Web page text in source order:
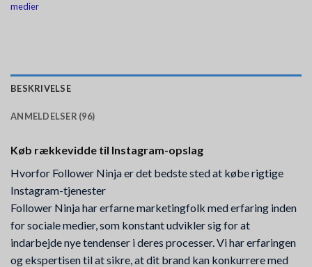
medier
BESKRIVELSE
ANMELDELSER (96)
Køb rækkevidde til Instagram-opslag
Hvorfor Follower Ninja er det bedste sted at købe rigtige
Instagram-tjenester
Follower Ninja har erfarne marketingfolk med erfaring inden
for sociale medier, som konstant udvikler sig for at
indarbejde nye tendenser i deres processer. Vi har erfaringen
og ekspertisen til at sikre, at dit brand kan konkurrere med